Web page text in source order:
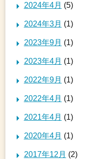
2024年4月 (5)
2024年3月 (1)
2023年9月 (1)
2023年4月 (1)
2022年9月 (1)
2022年4月 (1)
2021年4月 (1)
2020年4月 (1)
2017年12月 (2)